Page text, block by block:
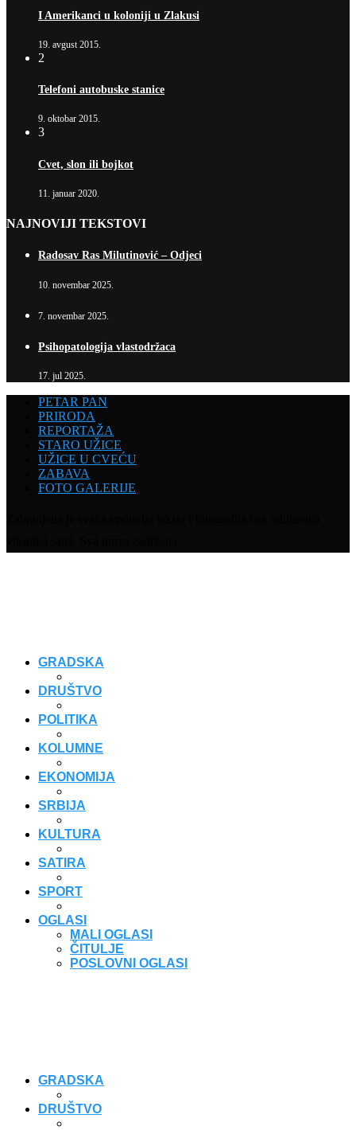
I Amerikanci u koloniji u Zlakusi
19. avgust 2015.
2
Telefoni autobuske stanice
9. oktobar 2015.
3
Cvet, slon ili bojkot
11. januar 2020.
NAJNOVIJI TEKSTOVI
Radosav Ras Milutinović – Odjeci
10. novembar 2025.
7. novembar 2025.
Psihopatologija vlastodržaca
17. jul 2025.
PETAR PAN
PRIRODA
REPORTAŽA
STARO UŽICE
UŽICE U CVEĆU
ZABAVA
FOTO GALERIJE
GRADSKA
DRUŠTVO
POLITIKA
KOLUMNE
EKONOMIJA
SRBIJA
KULTURA
SATIRA
SPORT
OGLASI
MALI OGLASI
ČITULJE
POSLOVNI OGLASI
GRADSKA
DRUŠTVO